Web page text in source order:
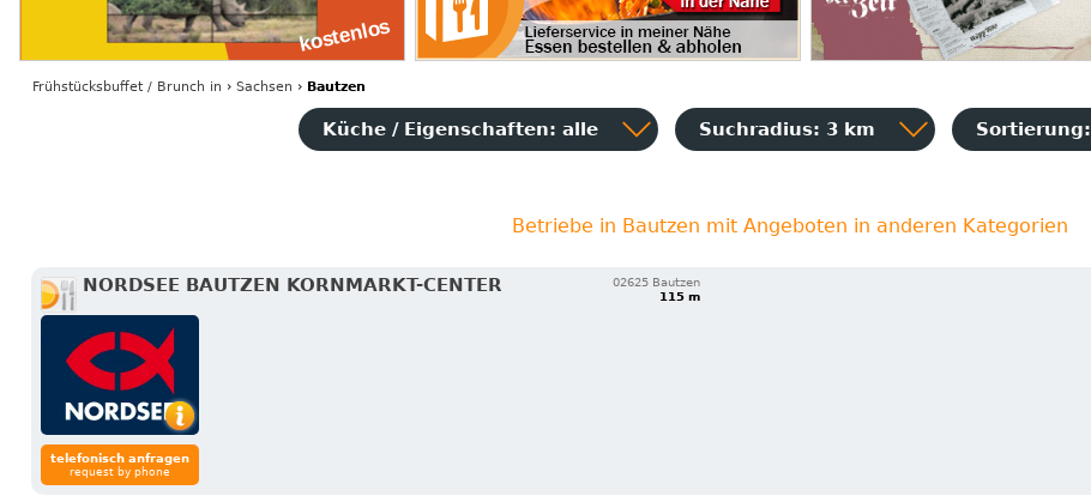
Frühstücksbuffet / Brunch in › Sachsen › Bautzen
Küche / Eigenschaften: alle Suchradius: 3 km Sortierung:
Betriebe in Bautzen mit Angeboten in anderen Kategorien
NORDSEE BAUTZEN KORNMARKT-CENTER
02625 Bautzen
115 m
telefonisch anfragen
request by phone